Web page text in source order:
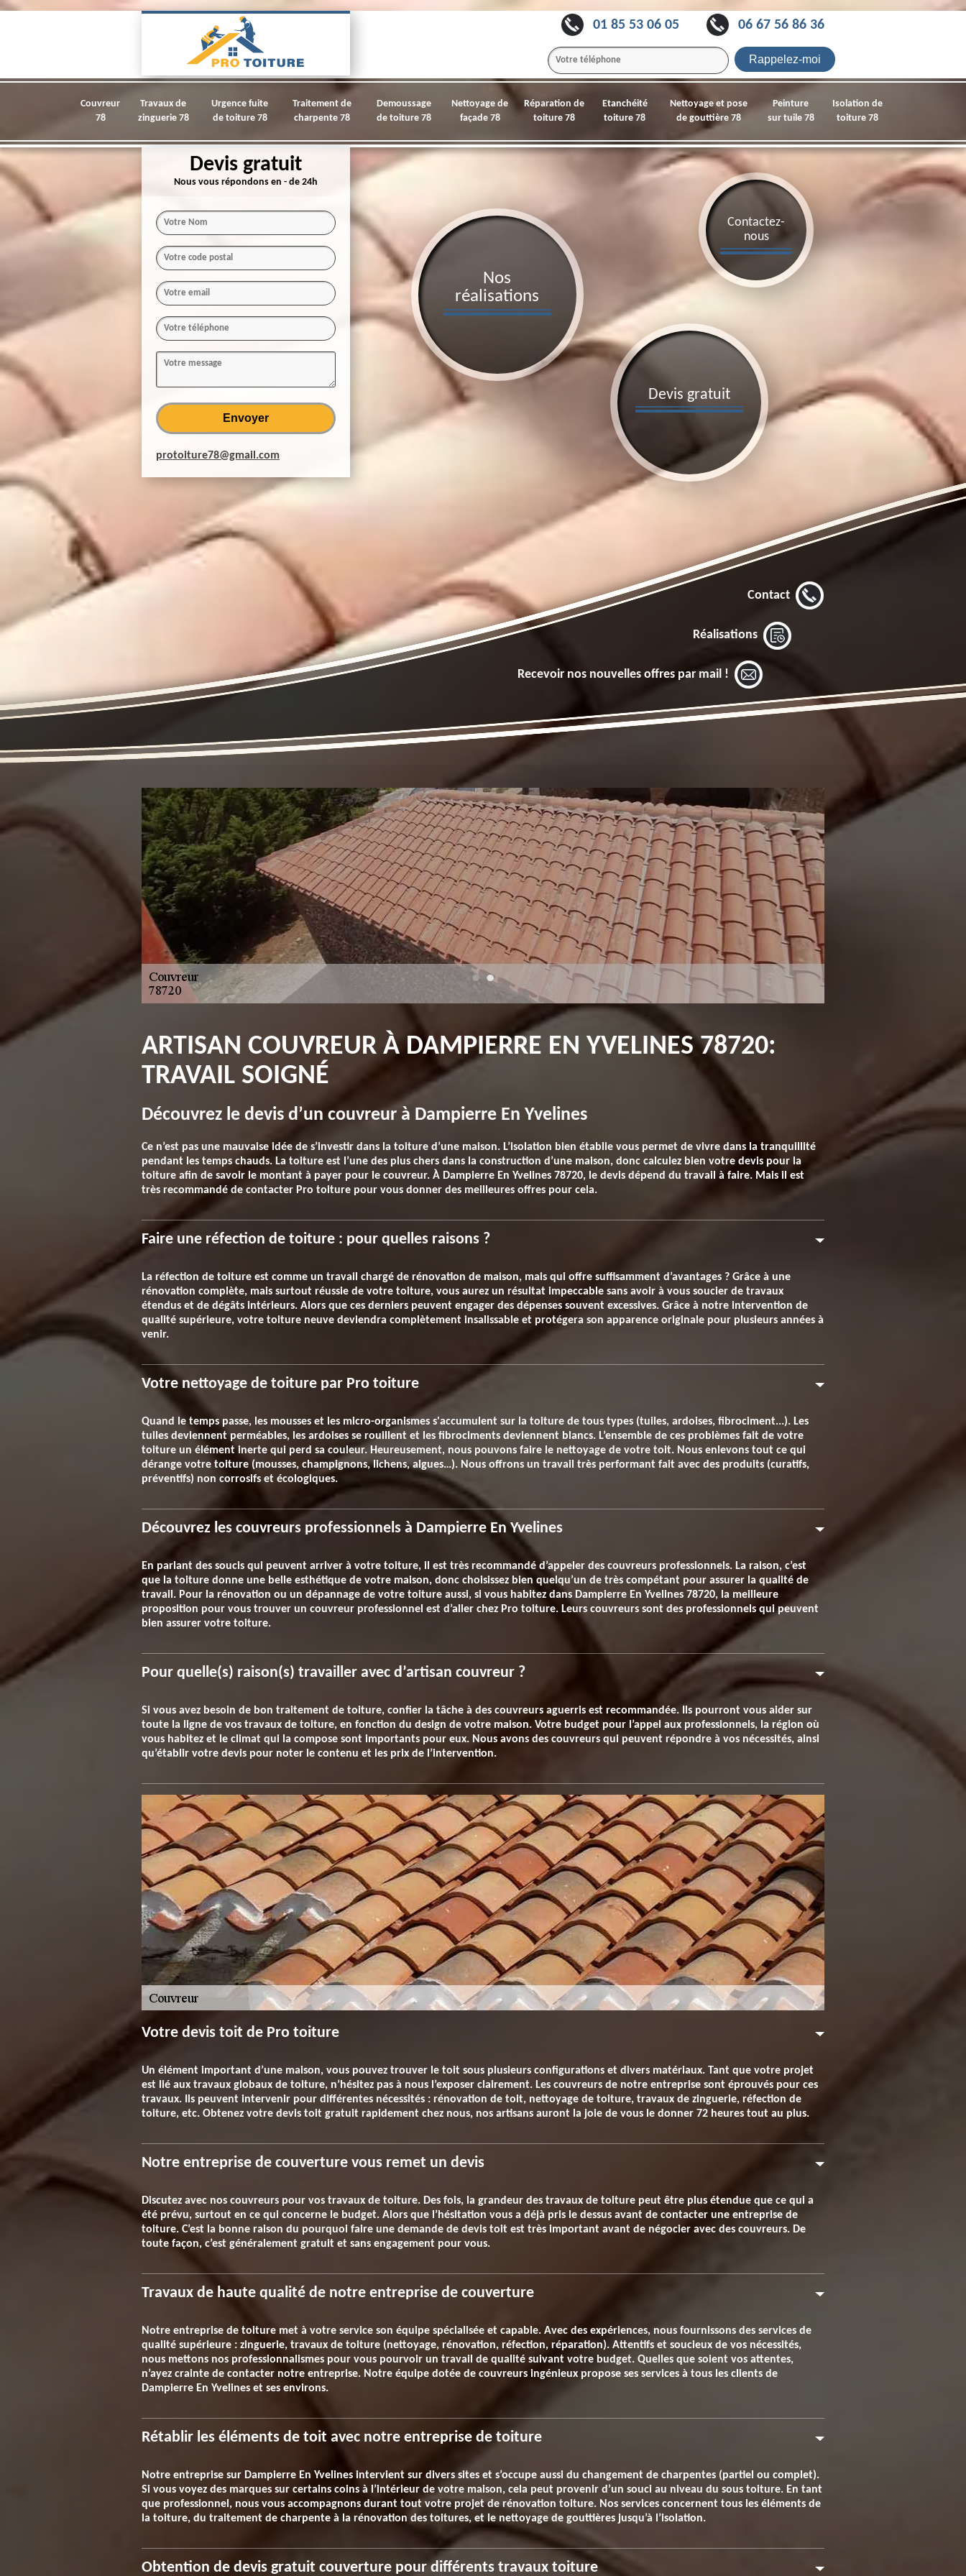
01 85 53 06 05 06 67 56 86 36
Couvreur
78
Travaux de
zinguerie 78
Urgence fuite
de toiture 78
Traitement de
charpente 78
Demoussage
de toiture 78
Nettoyage de
façade 78
Réparation de
toiture 78
Etanchéité
toiture 78
Nettoyage et pose
de gouttière 78
Peinture
sur tuile 78
Isolation de
toiture 78
Devis gratuit
Nous vous répondons en - de 24h
protoiture78@gmail.com
Devis gratuit
Contactez-
nous
Nos
réalisations
Contact
Réalisations
Recevoir nos nouvelles offres par mail !
ARTISAN COUVREUR À DAMPIERRE EN YVELINES 78720:
TRAVAIL SOIGNÉ
Découvrez le devis d’un couvreur à Dampierre En Yvelines
Ce n’est pas une mauvaise idée de s’investir dans la toiture d’une maison. L’isolation bien établie vous permet de vivre dans la tranquillité
pendant les temps chauds. La toiture est l’une des plus chers dans la construction d’une maison, donc calculez bien votre devis pour la
toiture afin de savoir le montant à payer pour le couvreur. À Dampierre En Yvelines 78720, le devis dépend du travail à faire. Mais il est
très recommandé de contacter Pro toiture pour vous donner des meilleures offres pour cela.
Faire une réfection de toiture : pour quelles raisons ?
La réfection de toiture est comme un travail chargé de rénovation de maison, mais qui offre suffisamment d’avantages ? Grâce à une
rénovation complète, mais surtout réussie de votre toiture, vous aurez un résultat impeccable sans avoir à vous soucier de travaux
étendus et de dégâts intérieurs. Alors que ces derniers peuvent engager des dépenses souvent excessives. Grâce à notre intervention de
qualité supérieure, votre toiture neuve deviendra complètement insalissable et protégera son apparence originale pour plusieurs années à
venir.
Votre nettoyage de toiture par Pro toiture
Quand le temps passe, les mousses et les micro-organismes s'accumulent sur la toiture de tous types (tuiles, ardoises, fibrociment...). Les
tuiles deviennent perméables, les ardoises se rouillent et les fibrociments deviennent blancs. L’ensemble de ces problèmes fait de votre
toiture un élément inerte qui perd sa couleur. Heureusement, nous pouvons faire le nettoyage de votre toit. Nous enlevons tout ce qui
dérange votre toiture (mousses, champignons, lichens, algues…). Nous offrons un travail très performant fait avec des produits (curatifs,
préventifs) non corrosifs et écologiques.
Découvrez les couvreurs professionnels à Dampierre En Yvelines
En parlant des soucis qui peuvent arriver à votre toiture, il est très recommandé d’appeler des couvreurs professionnels. La raison, c’est
que la toiture donne une belle esthétique de votre maison, donc choisissez bien quelqu’un de très compétant pour assurer la qualité de
travail. Pour la rénovation ou un dépannage de votre toiture aussi, si vous habitez dans Dampierre En Yvelines 78720, la meilleure
proposition pour vous trouver un couvreur professionnel est d’aller chez Pro toiture. Leurs couvreurs sont des professionnels qui peuvent
bien assurer votre toiture.
Pour quelle(s) raison(s) travailler avec d’artisan couvreur ?
Si vous avez besoin de bon traitement de toiture, confier la tâche à des couvreurs aguerris est recommandée. Ils pourront vous aider sur
toute la ligne de vos travaux de toiture, en fonction du design de votre maison. Votre budget pour l’appel aux professionnels, la région où
vous habitez et le climat qui la compose sont importants pour eux. Nous avons des couvreurs qui peuvent répondre à vos nécessités, ainsi
qu’établir votre devis pour noter le contenu et les prix de l’intervention.
Votre devis toit de Pro toiture
Un élément important d’une maison, vous pouvez trouver le toit sous plusieurs configurations et divers matériaux. Tant que votre projet
est lié aux travaux globaux de toiture, n’hésitez pas à nous l’exposer clairement. Les couvreurs de notre entreprise sont éprouvés pour ces
travaux. Ils peuvent intervenir pour différentes nécessités : rénovation de toit, nettoyage de toiture, travaux de zinguerie, réfection de
toiture, etc. Obtenez votre devis toit gratuit rapidement chez nous, nos artisans auront la joie de vous le donner 72 heures tout au plus.
Notre entreprise de couverture vous remet un devis
Discutez avec nos couvreurs pour vos travaux de toiture. Des fois, la grandeur des travaux de toiture peut être plus étendue que ce qui a
été prévu, surtout en ce qui concerne le budget. Alors que l’hésitation vous a déjà pris le dessus avant de contacter une entreprise de
toiture. C’est la bonne raison du pourquoi faire une demande de devis toit est très important avant de négocier avec des couvreurs. De
toute façon, c’est généralement gratuit et sans engagement pour vous.
Travaux de haute qualité de notre entreprise de couverture
Notre entreprise de toiture met à votre service son équipe spécialisée et capable. Avec des expériences, nous fournissons des services de
qualité supérieure : zinguerie, travaux de toiture (nettoyage, rénovation, réfection, réparation). Attentifs et soucieux de vos nécessités,
nous mettons nos professionnalismes pour vous pourvoir un travail de qualité suivant votre budget. Quelles que soient vos attentes,
n’ayez crainte de contacter notre entreprise. Notre équipe dotée de couvreurs ingénieux propose ses services à tous les clients de
Dampierre En Yvelines et ses environs.
Rétablir les éléments de toit avec notre entreprise de toiture
Notre entreprise sur Dampierre En Yvelines intervient sur divers sites et s’occupe aussi du changement de charpentes (partiel ou complet).
Si vous voyez des marques sur certains coins à l’intérieur de votre maison, cela peut provenir d’un souci au niveau du sous toiture. En tant
que professionnel, nous vous accompagnons durant tout votre projet de rénovation toiture. Nos services concernent tous les éléments de
la toiture, du traitement de charpente à la rénovation des toitures, et le nettoyage de gouttières jusqu’à l’isolation.
Obtention de devis gratuit couverture pour différents travaux toiture